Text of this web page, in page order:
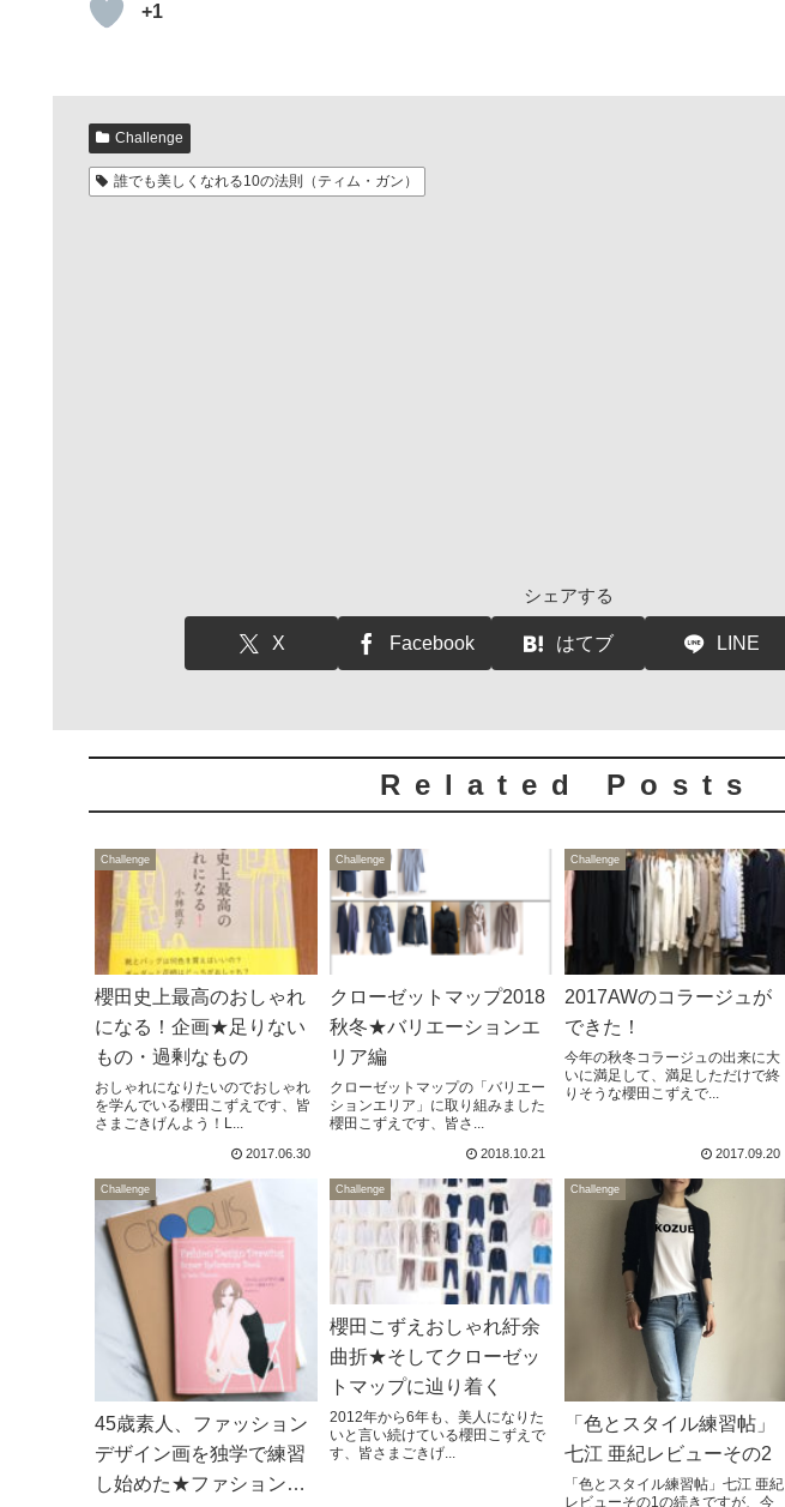
+1
Challenge
誰でも美しくなれる10の法則（ティム・ガン）
シェアする
X Facebook はてブ LINE
Related Posts
Challenge
櫻田史上最高のおしゃれ
になる！企画★足りない
もの・過剰なもの
おしゃれになりたいのでおしゃれ
を学んでいる櫻田こずえです、皆
さまごきげんよう！L...
2017.06.30
Challenge
クローゼットマップ2018
秋冬★バリエーションエ
リア編
クローゼットマップの「バリエー
ションエリア」に取り組みました
櫻田こずえです、皆さ...
2018.10.21
Challenge
2017AWのコラージュが
できた！
今年の秋冬コラージュの出来に大
いに満足して、満足しただけで終
りそうな櫻田こずえで...
2017.09.20
Challenge
45歳素人、ファッション
デザイン画を独学で練習
し始めた★ファションデ
Challenge
櫻田こずえおしゃれ紆余
曲折★そしてクローゼッ
トマップに辿り着く
2012年から6年も、美人になりた
いと言い続けている櫻田こずえで
す、皆さまごきげ...
Challenge
「色とスタイル練習帖」
七江 亜紀レビューその2
「色とスタイル練習帖」七江 亜紀
レビューその1の続きですが、今